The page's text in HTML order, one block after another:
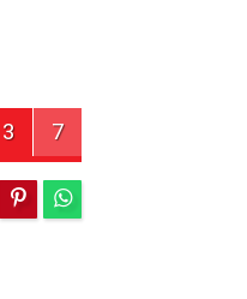
3 7